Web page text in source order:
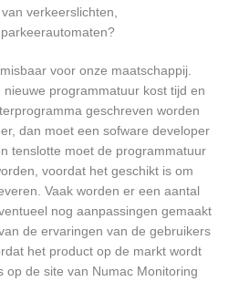
verkeerslichten,
voor onze maatschappij.
programmatuur kost tijd en
geschreven worden
dan moet een sofware developer
tenslotte moet de programmatuur
voordat het geschikt is om
Vaak worden er een aantal
nog aanpassingen gemaakt
de ervaringen van de gebruikers
het product op de markt wordt
op de site van Numac Monitoring